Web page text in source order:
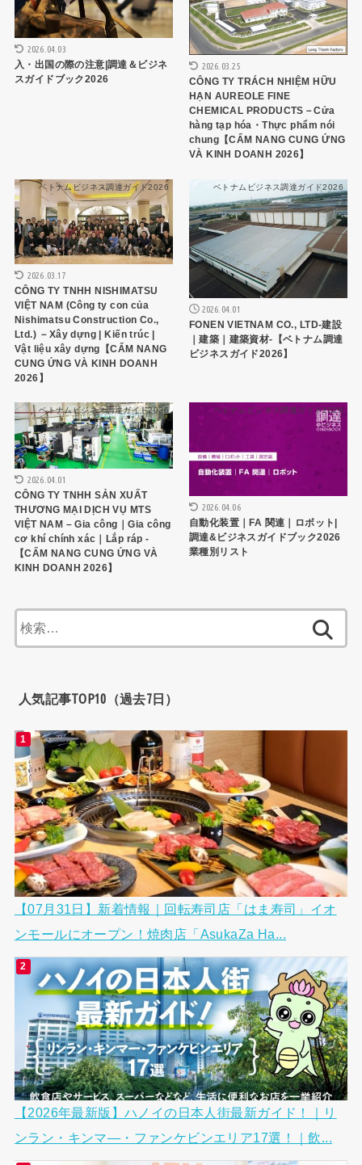
2026.04.03
入・出国の際の注意|調達＆ビジネ
スガイドブック2026
2026.03.25
CÔNG TY TRÁCH NHIỆM HỮU
HẠN AUREOLE FINE
CHEMICAL PRODUCTS－Cửa
hàng tạp hóa・Thực phẩm nói
chung【CẨM NANG CUNG ỨNG
VÀ KINH DOANH 2026】
ベトナムビジネス調達ガイド2026
2026.03.17
CÔNG TY TNHH NISHIMATSU
VIỆT NAM (Công ty con của
Nishimatsu Construction Co.,
Ltd.) －Xây dựng | Kiến trúc |
Vật liệu xây dựng【CẨM NANG
CUNG ỨNG VÀ KINH DOANH
2026】
ベトナムビジネス調達ガイド2026
2026.04.01
FONEN VIETNAM CO., LTD-建設
｜建築｜建築資材-【ベトナム調達
ビジネスガイド2026】
ベトナムビジネス調達ガイド2026
2026.04.01
CÔNG TY TNHH SẢN XUẤT
THƯƠNG MẠI DỊCH VỤ MTS
VIỆT NAM – Gia công｜Gia công
cơ khí chính xác｜Lắp ráp -
【CẨM NANG CUNG ỨNG VÀ
KINH DOANH 2026】
ベトナムビジネス調達ガイド2026
2026.04.06
自動化装置｜FA 関連｜ロボット|
調達&ビジネスガイドブック2026
業種別リスト
索:
人気記事TOP10（過去7日）
【07月31日】新着情報｜回転寿司店「はま寿司」イオ
ンモールにオープン！焼肉店「AsukaZa Ha...
【2026年最新版】ハノイの日本人街最新ガイド！｜リ
ンラン・キンマ―・ファンケビンエリア17選！｜飲...